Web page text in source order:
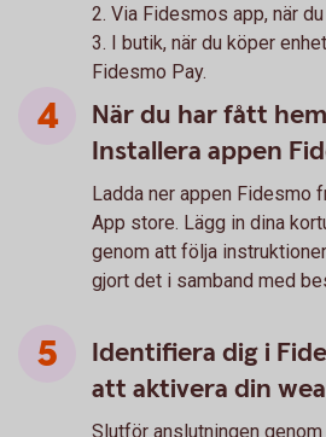
2. Via Fidesmos app, när
3. I butik, när du köper
Fidesmo Pay.
När du har fått
Installera appen
Ladda ner appen Fidesmo
App store. Lägg in dina
genom att följa
gjort det i samband med
Identifiera dig i
att aktivera din
Slutför anslutningen